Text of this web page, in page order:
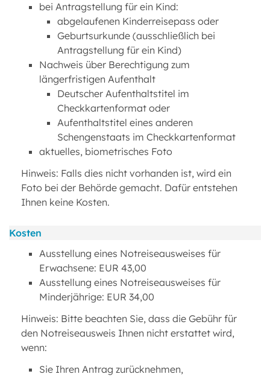
bei Antragstellung für ein Kind:
abgelaufenen Kinderreisepass oder
Geburtsurkunde (ausschließlich bei
Antragstellung für ein Kind)
Nachweis über Berechtigung zum
längerfristigen Aufenthalt
Deutscher Aufenthaltstitel im
Checkkartenformat oder
Aufenthaltstitel eines anderen
Schengenstaats im Checkkartenformat
aktuelles, biometrisches Foto
Hinweis: Falls dies nicht vorhanden ist, wird ein
Foto bei der Behörde gemacht. Dafür entstehen
Ihnen keine Kosten.
Kosten
Ausstellung eines Notreiseausweises für
Erwachsene: EUR 43,00
Ausstellung eines Notreiseausweises für
Minderjährige: EUR 34,00
Hinweis: Bitte beachten Sie, dass die Gebühr für
den Notreiseausweis Ihnen nicht erstattet wird,
wenn:
Sie Ihren Antrag zurücknehmen,